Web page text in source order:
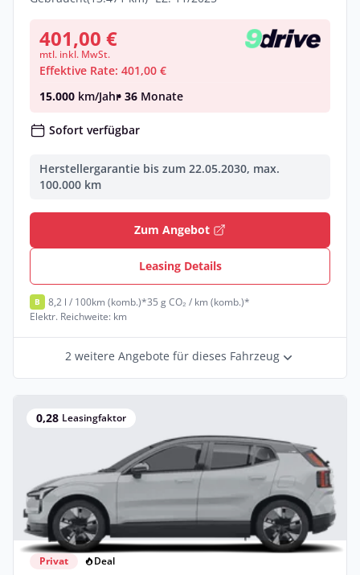
401,00 €
mtl. inkl. MwSt.
Effektive Rate: 401,00 €
15.000 km/Jahr• 36 Monate
Sofort verfügbar
Herstellergarantie bis zum 22.05.2030, max.
100.000 km
Zum Angebot
Leasing Details
B 8,2 l / 100km (komb.)*35 g CO₂ / km (komb.)*
Elektr. Reichweite: km
2 weitere Angebote für dieses Fahrzeug
0,28 Leasingfaktor
Privat Deal